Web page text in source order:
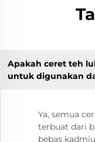
Apakah ceret teh
untuk digunakan
Ya, semua
terbuat dari
bebas